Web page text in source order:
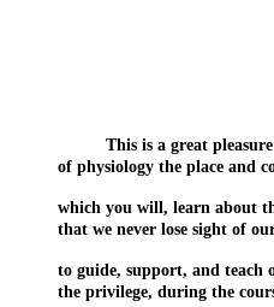
This is a great pleasure
of physiology the place and
which you will, learn about
that we never lose sight of
to guide, support, and teach
the privilege, during the